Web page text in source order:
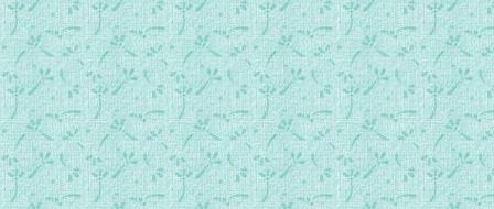
036一、圣妇亚纳的宗谱、诞生和婚姻2.mp3
037一、圣妇亚纳的宗谱、诞生和婚姻3.mp3
038一、圣妇亚纳的宗谱、诞生和婚姻4.mp3
039一、圣妇亚纳的宗谱、诞生和婚姻5.mp3
040二、玛利亚神圣的无玷受孕1.mp3